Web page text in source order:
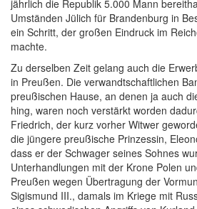
jährlich die Republik 5.000 Mann
Umständen Jülich für Brandenburg in
ein Schritt, der großen Eindruck im
machte.
Zu derselben Zeit gelang auch die
in Preußen. Die verwandtschaftlichen
preußischen Hause, an denen ja auch
hing, waren noch verstärkt worden
Friedrich, der kurz vorher Witwer
die jüngere preußische Prinzessin,
dass er der Schwager seines Sohnes
Unterhandlungen mit der Krone Polen
Preußen wegen Übertragung der
Sigismund III., damals im Kriege mit